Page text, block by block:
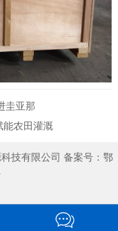
圭亚那
能农田灌溉
技有限公司 备案号： 鄂
